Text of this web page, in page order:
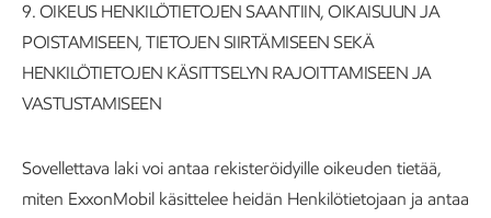
9. OIKEUS HENKILÖTIETOJEN SAANTIIN, OIKAISUUN JA
POISTAMISEEN, TIETOJEN SIIRTÄMISEEN SEKÄ
HENKILÖTIETOJEN KÄSITTSELYN RAJOITTAMISEEN JA
VASTUSTAMISEEN
Sovellettava laki voi antaa rekisteröidyille oikeuden tietää,
miten ExxonMobil käsittelee heidän Henkilötietojaan ja antaa